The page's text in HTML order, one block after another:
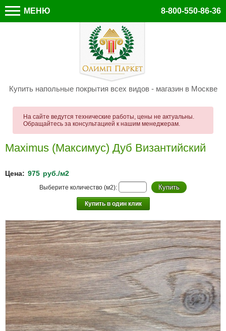
МЕНЮ 8-800-550-86-36
Купить напольные покрытия всех видов - магазин в Москве
На сайте ведутся технические работы, цены не актуальны.
Обращайтесь за консультацией к нашим менеджерам.
Maximus (Максимус) Дуб Византийский
Цена: 975 руб./м2
Выберите количество (м2):
Купить в один клик